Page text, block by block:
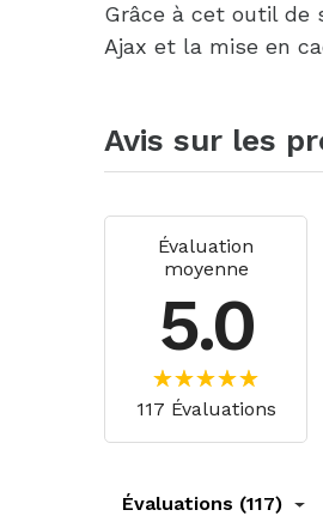
Grâce à cet outil de
Ajax et la mise en
Avis sur les
Évaluation
moyenne
5.0
117 Évaluations
Évaluations (117)